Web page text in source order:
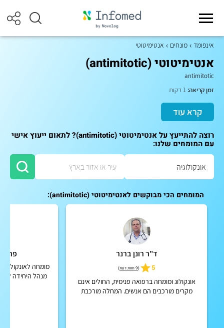
אינפומד מונחים אנטימיטוטי
אנטימיטוטי (antimitotic)
antimitotic
זמן קריאה:
קרא עוד
רוצה להתייעץ על אנטימיטוטי (antimitotic)? לתאום ייעוץ אישי
עם המומחים שלנו:
המומחים הכי מבוקשים לאנטימיטוטי (antimitotic):
ד"ר רונן ברנר
5
(9 חוות דעת )
אונקולוג ומומחה ברפואה פנימית, החולים אינם
מקרים מורכבים הם אנשים. המחלה מורכבת
מומחה
מנהל היחידה